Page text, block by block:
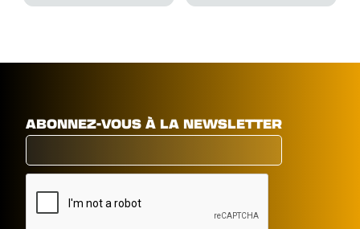
ABONNEZ-VOUS À LA NEWSLETTER